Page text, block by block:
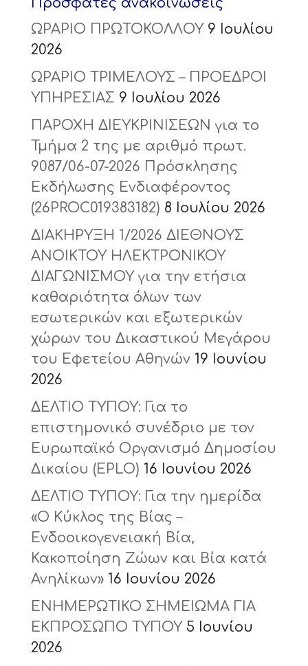
ΩΡΑΡΙΟ ΠΡΩΤΟΚΟΛΛΟΥ 9 Ιουλίου
2026
ΩΡΑΡΙΟ ΤΡΙΜΕΛΟΥΣ – ΠΡΟΕΔΡΟΙ
ΥΠΗΡΕΣΙΑΣ 9 Ιουλίου 2026
ΠΑΡΟΧΗ ΔΙΕΥΚΡΙΝΙΣΕΩΝ για το
Τμήμα 2 της με αριθμό πρωτ.
9087/06-07-2026 Πρόσκλησης
Εκδήλωσης Ενδιαφέροντος
(26PROC019383182) 8 Ιουλίου 2026
ΔΙΑΚΗΡΥΞΗ 1/2026 ΔΙΕΘΝΟΥΣ
ΑΝΟΙΚΤΟΥ ΗΛΕΚΤΡΟΝΙΚΟΥ
ΔΙΑΓΩΝΙΣΜΟΥ για την ετήσια
καθαριότητα όλων των
εσωτερικών και εξωτερικών
χώρων του Δικαστικού Μεγάρου
του Εφετείου Αθηνών 19 Ιουνίου
2026
ΔΕΛΤΙΟ ΤΥΠΟΥ: Για το
επιστημονικό συνέδριο με τον
Ευρωπαϊκό Οργανισμό Δημοσίου
Δικαίου (ΕPLO) 16 Ιουνίου 2026
ΔΕΛΤΙΟ ΤΥΠΟΥ: Για την ημερίδα
«Ο Κύκλος της Βίας –
Ενδοοικογενειακή Βία,
Κακοποίηση Ζώων και Βία κατά
Ανηλίκων» 16 Ιουνίου 2026
ΕΝΗΜΕΡΩΤΙΚΟ ΣΗΜΕΙΩΜΑ ΓΙΑ
ΕΚΠΡΟΣΩΠΟ ΤΥΠΟΥ 5 Ιουνίου
2026